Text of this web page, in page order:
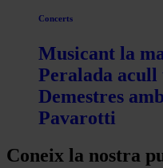
Concerts
Musicant la
Peralada acull
Demestres
Pavarotti
Coneix la nostra